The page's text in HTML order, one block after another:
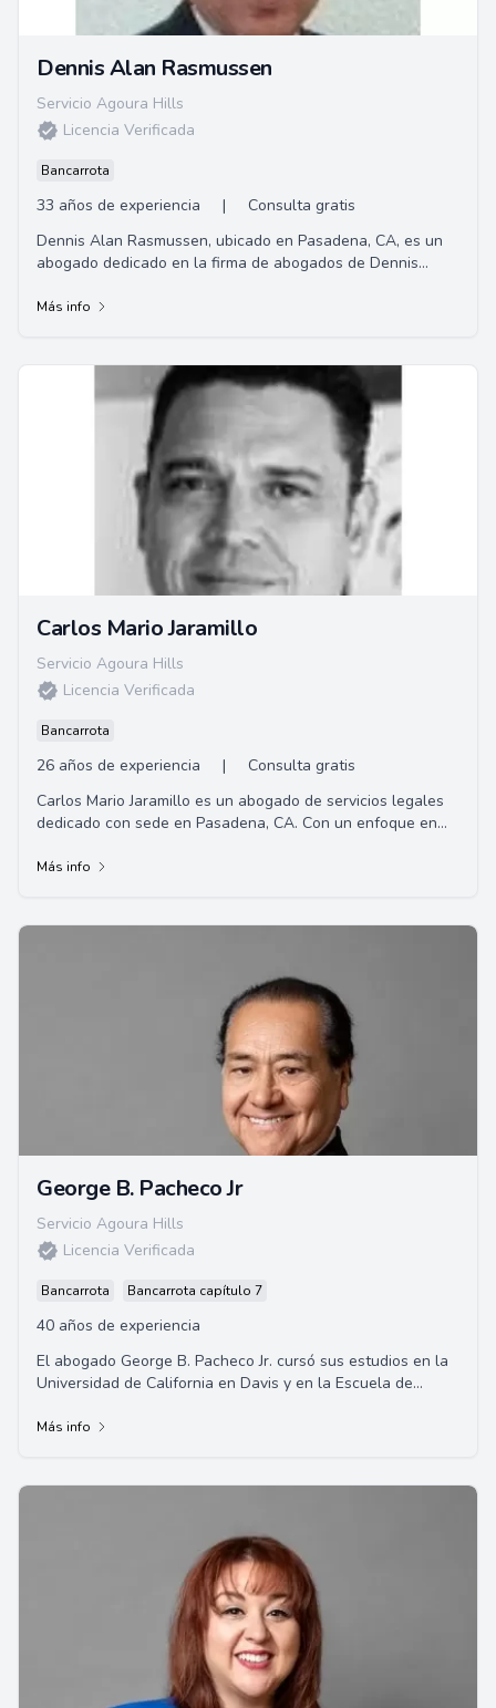
Dennis Alan Rasmussen
Servicio Agoura Hills
Licencia Verificada
Bancarrota
33 años de experiencia |
Consulta gratis
Dennis Alan Rasmussen, ubicado en Pasadena, CA, es un
abogado dedicado en la firma de abogados de Dennis
Más info
Carlos Mario Jaramillo
Servicio Agoura Hills
Licencia Verificada
Bancarrota
26 años de experiencia |
Consulta gratis
Carlos Mario Jaramillo es un abogado de servicios legales
dedicado con sede en Pasadena, CA. Con un enfoque en
Más info
George B. Pacheco Jr
Servicio Agoura Hills
Licencia Verificada
Bancarrota Bancarrota capítulo 7
40 años de experiencia
El abogado George B. Pacheco Jr. cursó sus estudios en la
Universidad de California en Davis y en la Escuela de
Más info